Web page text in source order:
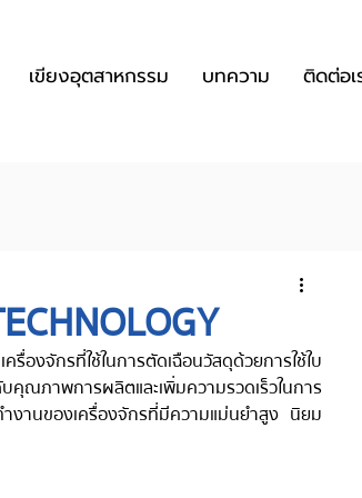
เขียงอุตสาหกรรม บทความ ติดต่อเ
ณภาพการผลิตและเพิ่มความรวดเร็วในการ
านของเครื่องจักรที่มีความแม่นยำสูง นิยม